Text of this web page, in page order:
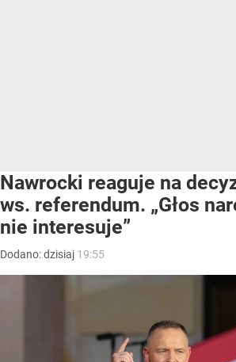
Nawrocki reaguje na
ws. referendum. „Głos
nie interesuje”
Dodano:dzisiaj 19:55